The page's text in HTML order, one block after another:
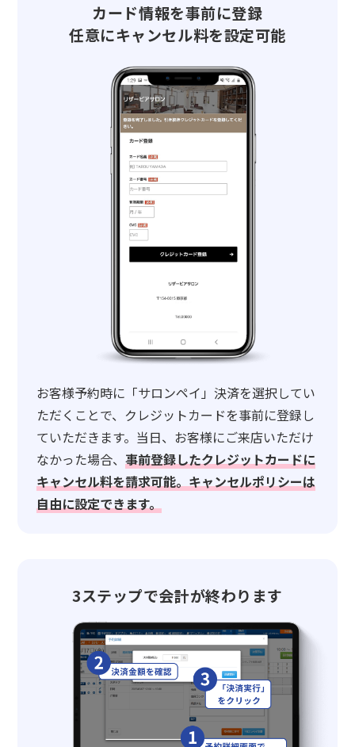
カード情報を事前に登録
任意にキャンセル料を設定可能
お客様予約時に「サロンペイ」決済を選択してい
ただくことで、クレジットカードを事前に登録し
ていただきます。当日、お客様にご来店いただけ
なかった場合、事前登録したクレジットカードに
キャンセル料を請求可能。キャンセルポリシーは
自由に設定できます。
3ステップで会計が終わります